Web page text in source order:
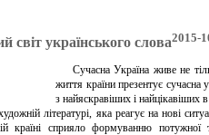
світ українського слова2015-
Сучасна Україна живе не
життя країни презентує сучасна
з найяскравіших і
літературі, яка реагує на нові
країні сприяло формуванню потужної